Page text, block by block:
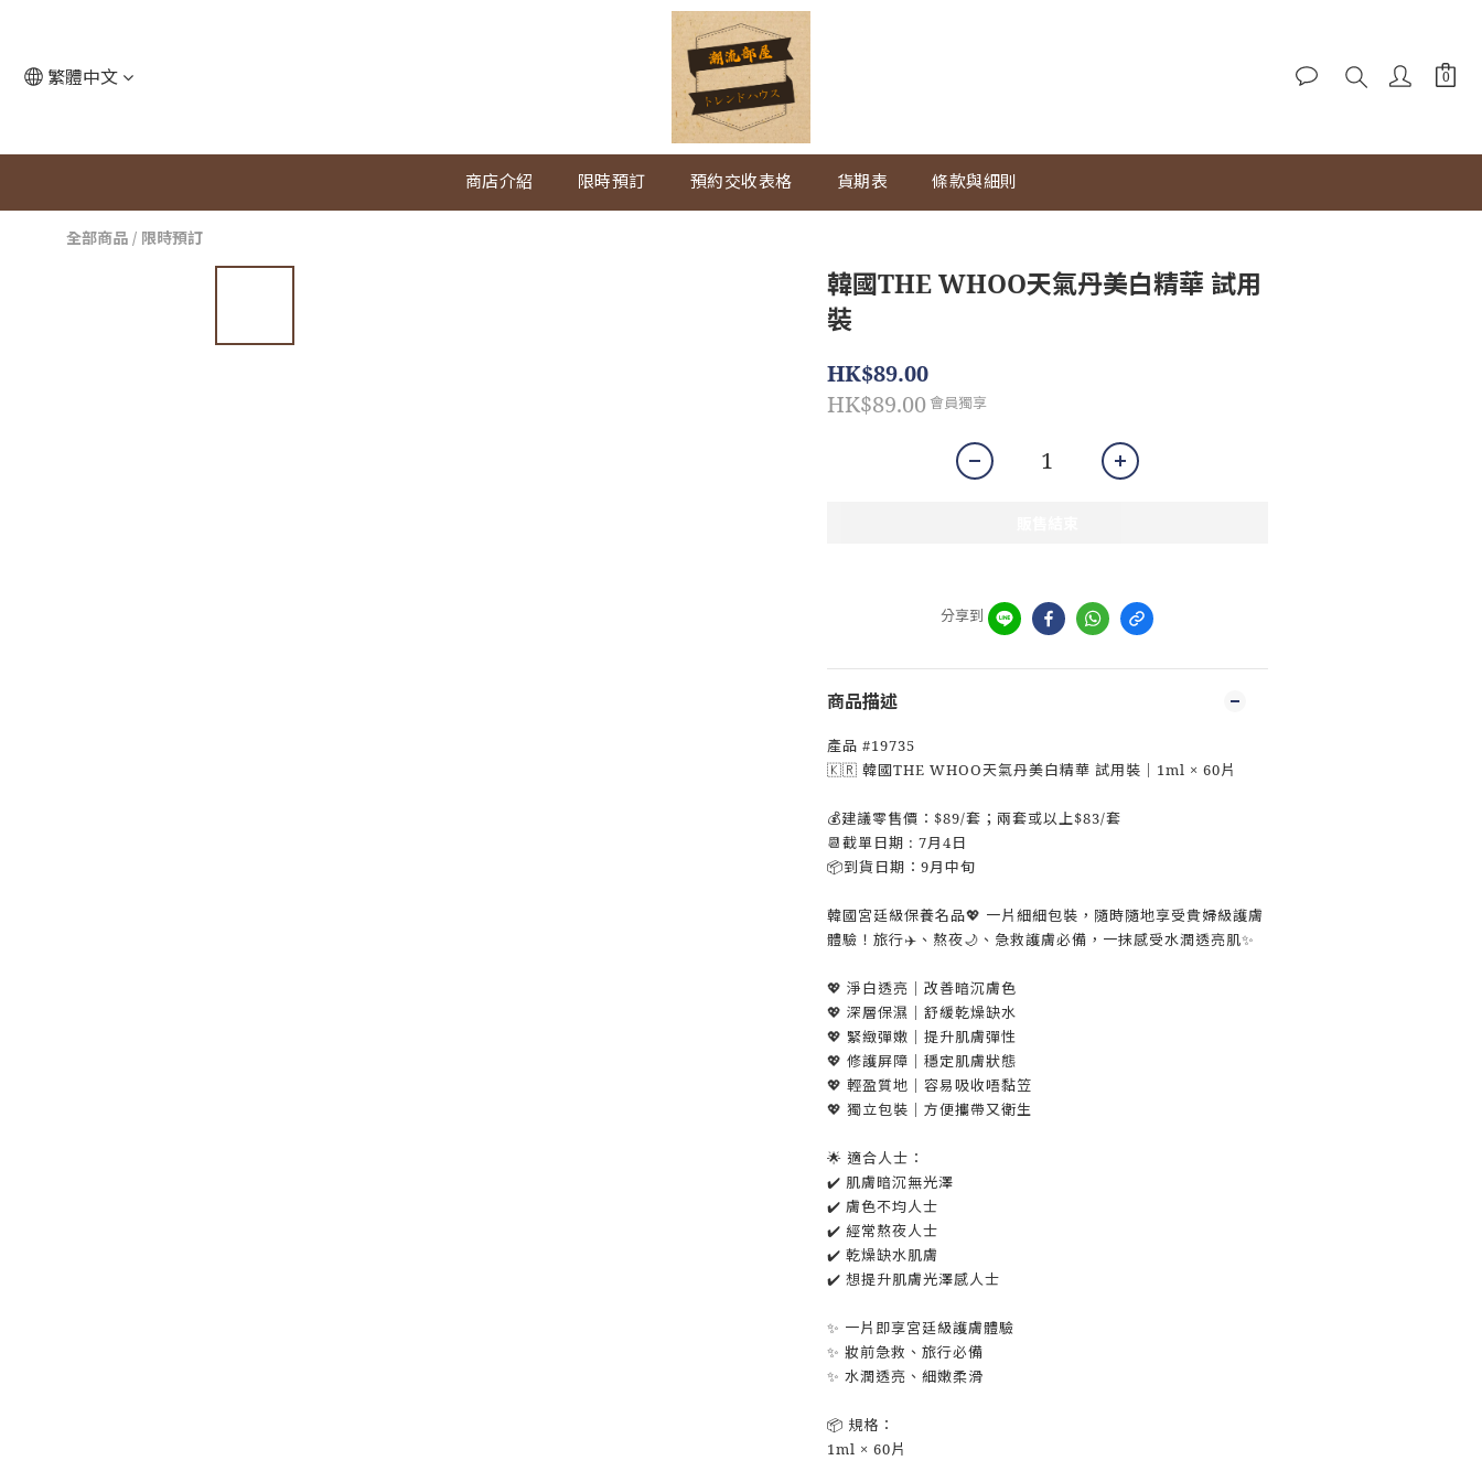
繁體中文
商店介紹 限時預訂 預約交收表格 貨期表 條款與細則
全部商品 / 限時預訂
韓國THE WHOO天氣丹美白精華 試用
裝
HK$89.00
HK$89.00 會員獨享
分享到
商品描述
產品 #19735
🇰🇷 韓國THE WHOO天氣丹美白精華 試用裝｜1ml × 60片
💰建議零售價：$89/套；兩套或以上$83/套
📆截單日期 : 7月4日
📦到貨日期：9月中旬
韓國宮廷級保養名品💖 一片細細包裝，隨時隨地享受貴婦級護膚
體驗！旅行✈️、熬夜🌙、急救護膚必備，一抹感受水潤透亮肌✨
💖 淨白透亮｜改善暗沉膚色
💖 深層保濕｜舒緩乾燥缺水
💖 緊緻彈嫩｜提升肌膚彈性
💖 修護屏障｜穩定肌膚狀態
💖 輕盈質地｜容易吸收唔黏笠
💖 獨立包裝｜方便攜帶又衛生
🌟 適合人士：
✔️ 肌膚暗沉無光澤
✔️ 膚色不均人士
✔️ 經常熬夜人士
✔️ 乾燥缺水肌膚
✔️ 想提升肌膚光澤感人士
✨ 一片即享宮廷級護膚體驗
✨ 妝前急救、旅行必備
✨ 水潤透亮、細嫩柔滑
📦 規格：
1ml × 60片